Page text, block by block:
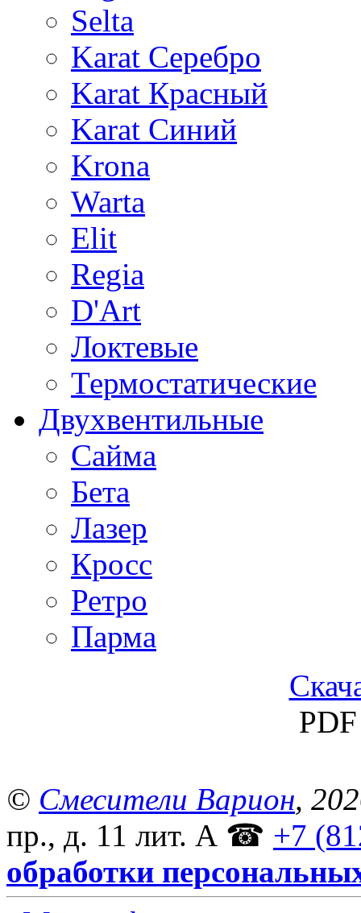
Selta
Karat Серебро
Karat Красный
Karat Синий
Krona
Warta
Elit
Regia
D'Art
Локтевые
Термостатические
Двухвентильные
Сайма
Бета
Лазер
Кросс
Ретро
Парма
© Смесители Варион,
пр., д. 11 лит. А ☎ +7
обработки